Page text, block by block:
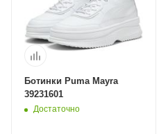
Ботинки Puma Mayra
39231601
Достаточно